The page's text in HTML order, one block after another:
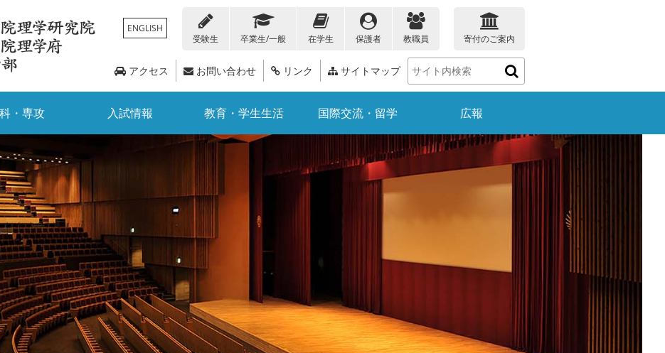
ENGLISH
受験生
卒業生/一般 在学生 保護者 教職員 寄付のご案内
アクセス お問い合わせ リンク サイトマップ
教員リスト
附属・関連施設
・専攻
化学科 地球惑星科学科
入試情報
大学院入試
科目等履修生・聴講生
・研究生
教育・学生生活
各種証明書・届出書類 経済支援・奨学金情報
研究教育支援 3ポリシー
国際交流・留学
外国人留学生向け情報 教職員向け情報
広報
トピックス 広報誌
イベント情報 公募情報
般の方 保護者の方 教職員の方